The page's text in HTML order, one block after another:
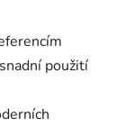
použití